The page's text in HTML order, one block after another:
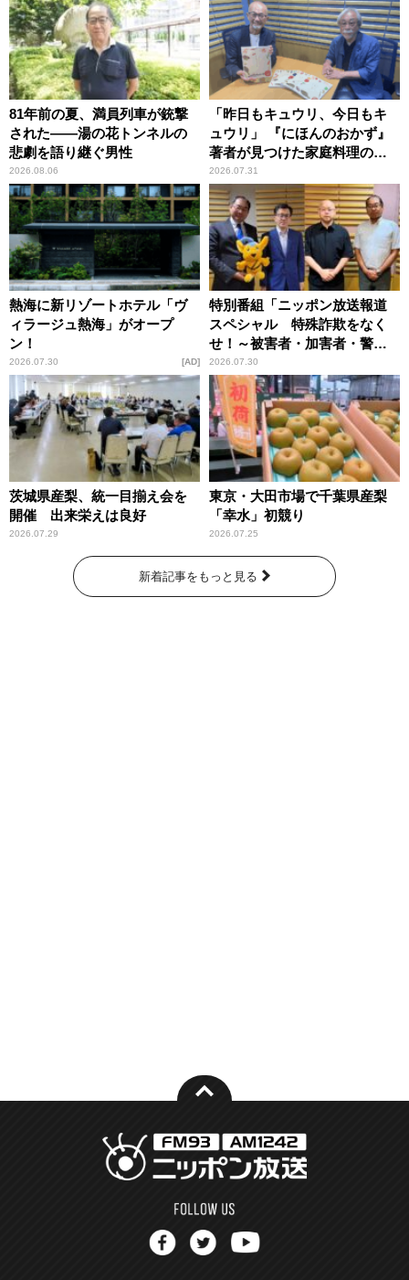
81年前の夏、満員列車が銃撃
された――湯の花トンネルの
悲劇を語り継ぐ男性
2026.08.06
「昨日もキュウリ、今日もキ
ュウリ」 『にほんのおかず』
著者が見つけた家庭料理の知
恵
2026.07.31
熱海に新リゾートホテル「ヴ
ィラージュ熱海」がオープ
ン！
2026.07.30 AD
特別番組「ニッポン放送報道
スペシャル 特殊詐欺をなく
せ！～被害者・加害者・警視
庁が語るトクリュウの実態
～」放送
2026.07.30
茨城県産梨、統一目揃え会を
開催 出来栄えは良好
2026.07.29
東京・大田市場で千葉県産梨
「幸水」初競り
2026.07.25
新着記事をもっと見る